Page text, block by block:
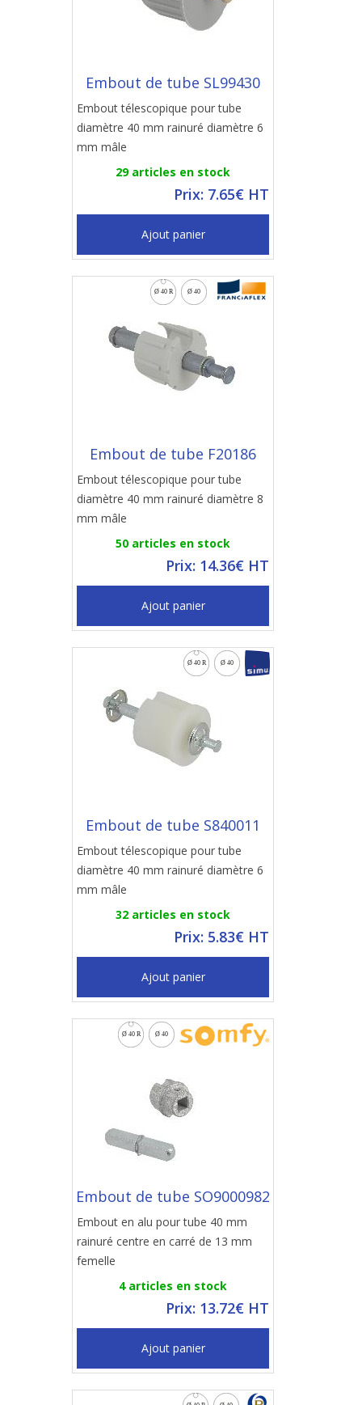
Embout de tube SL99430
Embout télescopique pour tube
diamètre 40 mm rainuré diamètre 6
mm mâle
29 articles en stock
Prix: 7.65€ HT
Ajout panier
Embout de tube F20186
Embout télescopique pour tube
diamètre 40 mm rainuré diamètre 8
mm mâle
50 articles en stock
Prix: 14.36€ HT
Ajout panier
Embout de tube S840011
Embout télescopique pour tube
diamètre 40 mm rainuré diamètre 6
mm mâle
32 articles en stock
Prix: 5.83€ HT
Ajout panier
Embout de tube SO9000982
Embout en alu pour tube 40 mm
rainuré centre en carré de 13 mm
femelle
4 articles en stock
Prix: 13.72€ HT
Ajout panier